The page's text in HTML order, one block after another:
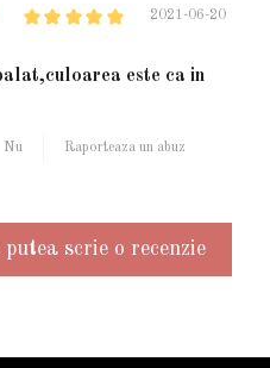
2021-06-20
este ca in
Nu Raporteaza un abuz
scrie o recenzie